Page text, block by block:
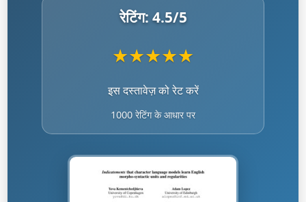
रेटिंग: 4.5/5
★★★★★
इस दस्तावेज़ को रेट करें
1000 रेटिंग के आधार पर